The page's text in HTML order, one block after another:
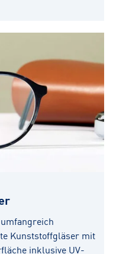
Kunststoffgläser mit
inklusive UV-